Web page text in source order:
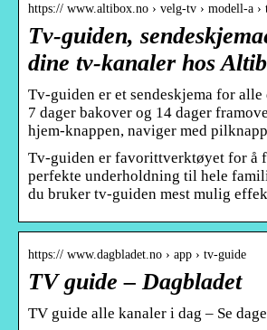
https:// www.altibox.no › velg-tv › modell-a ›
Tv-guiden,
dine tv-kanaler hos
Tv-guiden er et sendeskjema for
7 dager bakover og 14 dager
hjem-knappen, naviger med
Tv-guiden er favorittverktøyet for å
perfekte underholdning til hele
du bruker tv-guiden mest mulig
https:// www.dagbladet.no › app › tv-guide
TV guide – Dagbladet
TV guide alle kanaler i dag – Se